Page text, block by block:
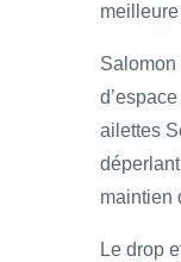
Salomon
ailettes
maintien
Le drop